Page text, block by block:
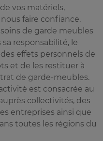
vos matériels,
faire confiance.
de garde meubles
responsabilité, le
effets personnels de
et de les restituer à
de garde-meubles.
est consacrée au
collectivités, des
entreprises ainsi que
toutes les régions du